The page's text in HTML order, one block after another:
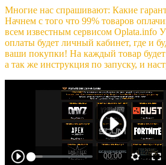
Многие нас спрашивают: Какие
Начнем с того что 99% товаров
всем известным сервисом Oplata.info
оплаты будет личный кабинет, где и
ваши покупки! На каждый товар
а так же инструкция по запуску, и